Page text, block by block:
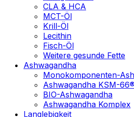
CLA & HCA
MCT-Öl
Krill-Öl
Lecithin
Fisch-Öl
Weitere gesunde Fette
Ashwagandha
Monokomponenten-
Ashwagandha KSM-66®
BIO-Ashwagandha
Ashwagandha Komplex
Langlebigkeit